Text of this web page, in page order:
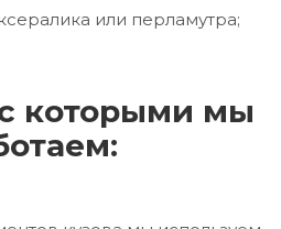
или перламутра;
которыми мы